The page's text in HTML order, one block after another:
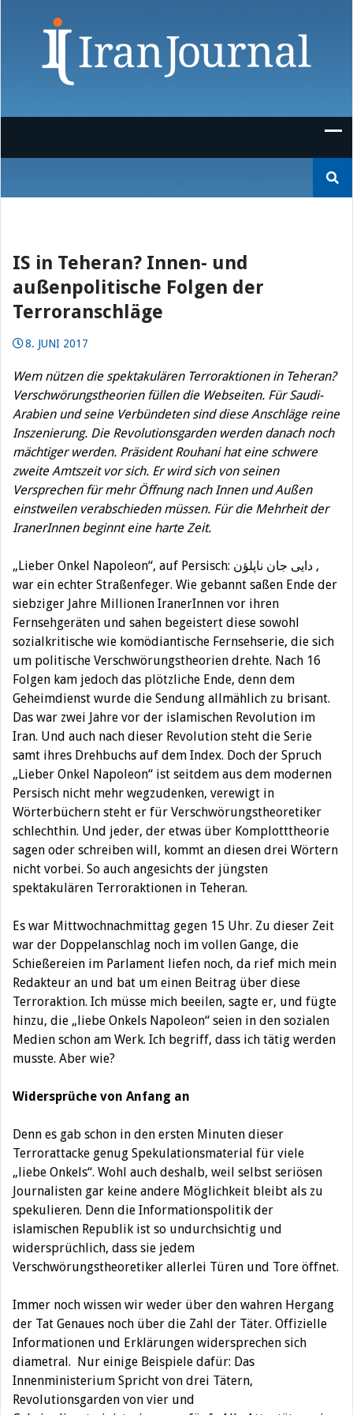
nach:
IS in Teheran? Innen- und
außenpolitische Folgen der
Terroranschläge
8. JUNI 2017
Wem nützen die spektakulären Terroraktionen in Teheran?
Verschwörungstheorien füllen die Webseiten. Für Saudi-
Arabien und seine Verbündeten sind diese Anschläge reine
Inszenierung. Die Revolutionsgarden werden danach noch
mächtiger werden. Präsident Rouhani hat eine schwere
zweite Amtszeit vor sich. Er wird sich von seinen
Versprechen für mehr Öffnung nach Innen und Außen
einstweilen verabschieden müssen. Für die Mehrheit der
IranerInnen beginnt eine harte Zeit.
„Lieber Onkel Napoleon“, auf Persisch: دایی جان ناپلؤن ,
war ein echter Straßenfeger. Wie gebannt saßen Ende der
siebziger Jahre Millionen IranerInnen vor ihren
Fernsehgeräten und sahen begeistert diese sowohl
sozialkritische wie komödiantische Fernsehserie, die sich
um politische Verschwörungstheorien drehte. Nach 16
Folgen kam jedoch das plötzliche Ende, denn dem
Geheimdienst wurde die Sendung allmählich zu brisant.
Das war zwei Jahre vor der islamischen Revolution im
Iran. Und auch nach dieser Revolution steht die Serie
samt ihres Drehbuchs auf dem Index. Doch der Spruch
„Lieber Onkel Napoleon“ ist seitdem aus dem modernen
Persisch nicht mehr wegzudenken, verewigt in
Wörterbüchern steht er für Verschwörungstheoretiker
schlechthin. Und jeder, der etwas über Komplotttheorie
sagen oder schreiben will, kommt an diesen drei Wörtern
nicht vorbei. So auch angesichts der jüngsten
spektakulären Terroraktionen in Teheran.
Es war Mittwochnachmittag gegen 15 Uhr. Zu dieser Zeit
war der Doppelanschlag noch im vollen Gange, die
Schießereien im Parlament liefen noch, da rief mich mein
Redakteur an und bat um einen Beitrag über diese
Terroraktion. Ich müsse mich beeilen, sagte er, und fügte
hinzu, die „liebe Onkels Napoleon“ seien in den sozialen
Medien schon am Werk. Ich begriff, dass ich tätig werden
musste. Aber wie?
Widersprüche von Anfang an
Denn es gab schon in den ersten Minuten dieser
Terrorattacke genug Spekulationsmaterial für viele
„liebe Onkels“. Wohl auch deshalb, weil selbst seriösen
Journalisten gar keine andere Möglichkeit bleibt als zu
spekulieren. Denn die Informationspolitik der
islamischen Republik ist so undurchsichtig und
widersprüchlich, dass sie jedem
Verschwörungstheoretiker allerlei Türen und Tore öffnet.
Immer noch wissen wir weder über den wahren Hergang
der Tat Genaues noch über die Zahl der Täter. Offizielle
Informationen und Erklärungen widersprechen sich
diametral. Nur einige Beispiele dafür: Das
Innenministerium Spricht von drei Tätern,
Revolutionsgarden von vier und